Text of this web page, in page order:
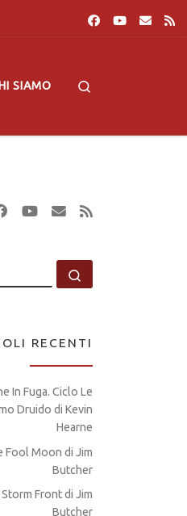
SIAMO
CERCA
RECENTI
In Fuga. Ciclo Le
Druido di Kevin
Hearne
Fool Moon di Jim
Butcher
Front di Jim
Butcher